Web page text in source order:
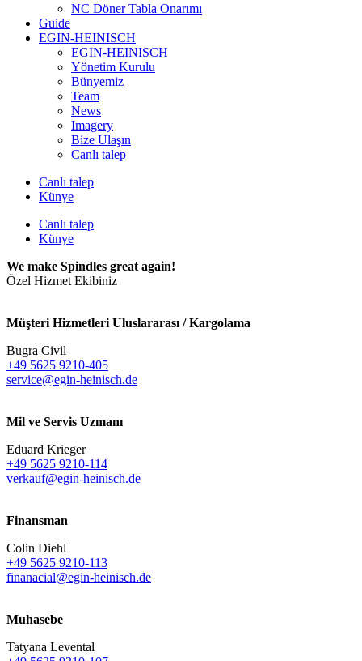
NC Döner Tabla Onarımı
Guide
EGIN-HEINISCH
EGIN-HEINISCH
Yönetim Kurulu
Bünyemiz
Team
News
Imagery
Bize Ulaşın
Canlı talep
Canlı talep
Künye
Canlı talep
Künye
We make Spindles great again!
Özel Hizmet Ekibiniz
Müşteri Hizmetleri Uluslararası / Kargolama
Bugra Civil
+49 5625 9210-405
service@egin-heinisch.de
Mil ve Servis Uzmanı
Eduard Krieger
+49 5625 9210-114
verkauf@egin-heinisch.de
Finansman
Colin Diehl
+49 5625 9210-113
finanacial@egin-heinisch.de
Muhasebe
Tatyana Levental